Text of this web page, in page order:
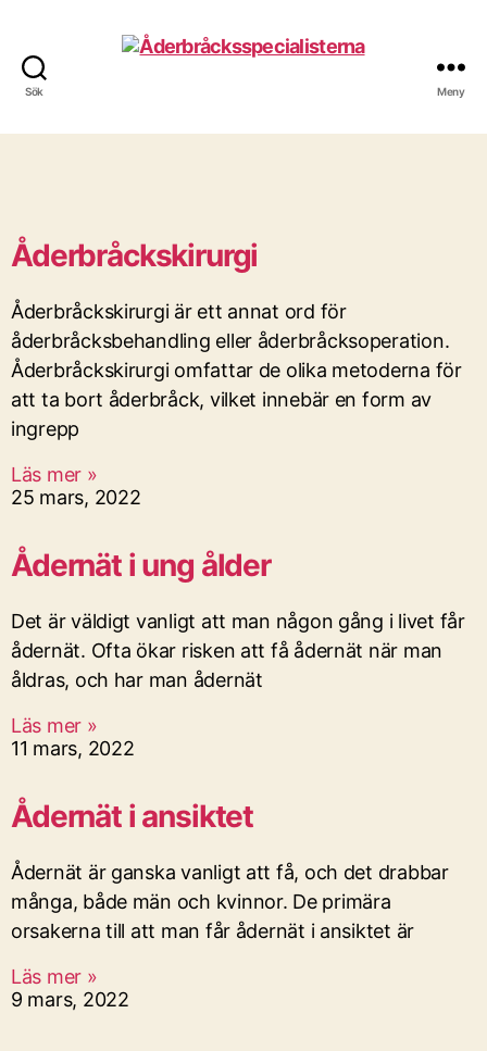
Sök Meny
Åderbråckskirurgi
Åderbråckskirurgi är ett annat ord för
åderbråcksbehandling eller åderbråcksoperation.
Åderbråckskirurgi omfattar de olika metoderna för
att ta bort åderbråck, vilket innebär en form av
ingrepp
Läs mer »
25 mars, 2022
Ådernät i ung ålder
Det är väldigt vanligt att man någon gång i livet får
ådernät. Ofta ökar risken att få ådernät när man
åldras, och har man ådernät
Läs mer »
11 mars, 2022
Ådernät i ansiktet
Ådernät är ganska vanligt att få, och det drabbar
många, både män och kvinnor. De primära
orsakerna till att man får ådernät i ansiktet är
Läs mer »
9 mars, 2022